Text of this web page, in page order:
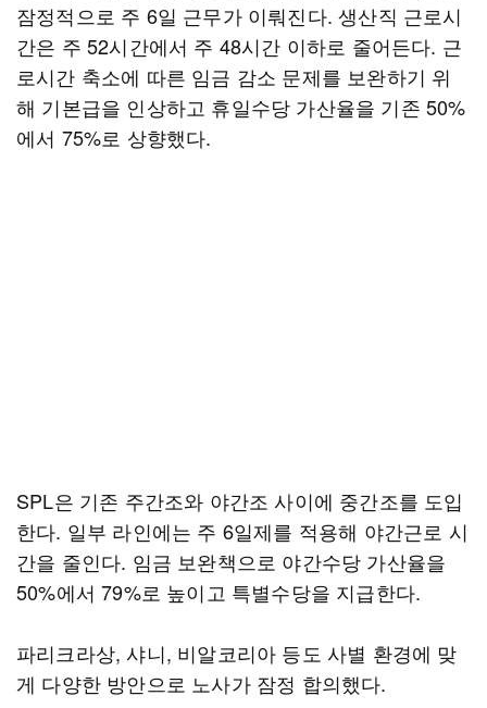
잠정적으로 주 6일 근무가 이뤄진다. 생산직 근로시
간은 주 52시간에서 주 48시간 이하로 줄어든다. 근
로시간 축소에 따른 임금 감소 문제를 보완하기 위
해 기본급을 인상하고 휴일수당 가산율을 기존 50%
에서 75%로 상향했다.
SPL은 기존 주간조와 야간조 사이에 중간조를 도입
한다. 일부 라인에는 주 6일제를 적용해 야간근로 시
간을 줄인다. 임금 보완책으로 야간수당 가산율을
50%에서 79%로 높이고 특별수당을 지급한다.
파리크라상, 샤니, 비알코리아 등도 사별 환경에 맞
게 다양한 방안으로 노사가 잠정 합의했다.